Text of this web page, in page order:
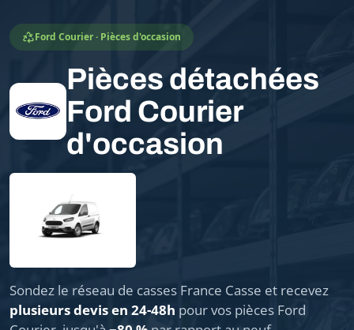
Ford Courier · Pièces d'occasion
Pièces détachées
Ford Courier
d'occasion
Sondez le réseau de casses France Casse et recevez
plusieurs devis en 24-48h pour vos pièces Ford